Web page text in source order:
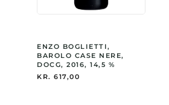
ENZO BOGLIETTI,
BAROLO CASE NERE,
DOCG, 2016, 14,5 %
KR. 617,00